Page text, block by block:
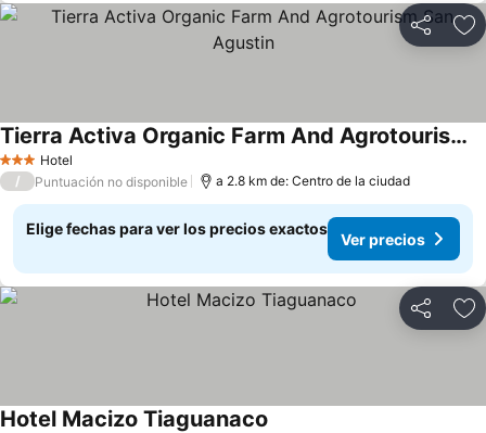
Compartir
3 Estrellas
Hotel
Tierra Activa Organic Farm And Agrotourism San Agustin
Ver precios
/ Puntuación no disponible a 2.8 km de: Centro de la ciudad
Elige fechas para ver los precios exactos
Ver precios
Compartir
Hotel Macizo Tiaguanaco